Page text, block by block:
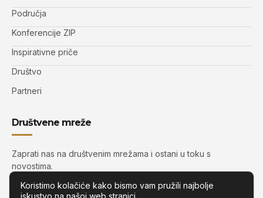
Područja
Konferencije ZIP
Inspirativne priče
Društvo
Partneri
Društvene mreže
Zaprati nas na društvenim mrežama i ostani u toku s
novostima.
Koristimo kolačiće kako bismo vam pružili najbolje
iskustvo na našoj web stranici.